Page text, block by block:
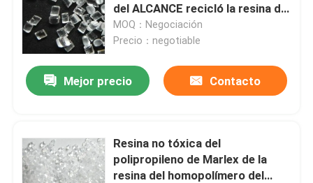
del ALCANCE recicló la resina del
polipropileno
MOQ：Negociación
Precio：negotiable
Mejor precio Contacto
Resina no tóxica del
polipropileno de Marlex de la
resina del homopolímero del